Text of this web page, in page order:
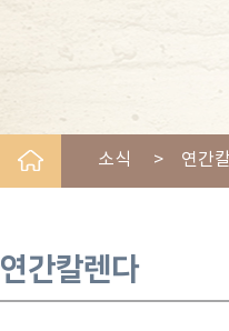
소식 > 연간
연간칼렌다